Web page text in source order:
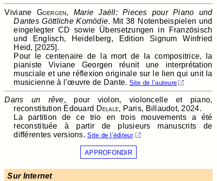
Viviane Goergen, Marie Jaëll: Pieces pour Piano und
Dantes Göttliche Komödie. Mit 38 Notenbeispielen und
eingelegter CD sowie Übersetzungen in Französisch
und Englisch, Heidelberg, Edition Signum Winfried
Heid, [2025].
Pour le centenaire de la mort de la compositrice, la
pianiste Viviane Georgen réunit une interprétation
musciale et une réflexion originale sur le lien qui unit la
musicienne à l’œuvre de Dante. Site de l’auteure
Dans un rêve, pour violon, violoncelle et piano,
reconstitution Édouard Delale, Paris, Billaudot, 2024.
La partition de ce trio en trois mouvements a été
reconstituée à partir de plusieurs manuscrits de
différentes versions.Site de l’éditeur
APPROFONDIR
Sur Internet